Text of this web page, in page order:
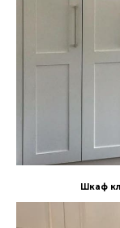
Шкаф